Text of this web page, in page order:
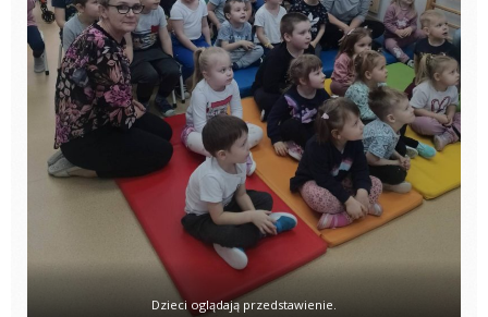
Dzieci oglądają przedstawienie.